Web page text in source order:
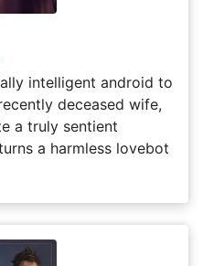
intelligent android to
deceased wife,
a truly sentient
a harmless lovebot